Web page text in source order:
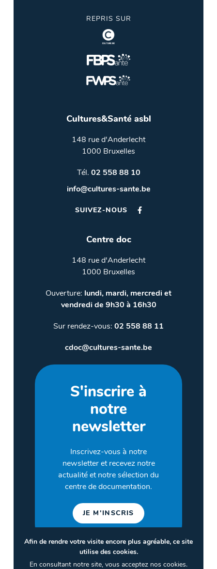
REPRIS SUR
Cultures&Santé asbl
148 rue d'Anderlecht
1000 Bruxelles
Tél. 02 558 88 10
info@cultures-sante.be
SUIVEZ-NOUS
Centre doc
148 rue d'Anderlecht
1000 Bruxelles
Ouverture: lundi, mardi, mercredi et
vendredi de 9h30 à 16h30
Sur rendez-vous: 02 558 88 11
cdoc@cultures-sante.be
S'inscrire à
notre
newsletter
Inscrivez-vous à notre
newsletter et recevez notre
actualité et notre sélection du
centre de documentation.
JE M'INSCRIS
Afin de rendre votre visite encore plus agréable, ce site
utilise des cookies.
En consultant notre site, vous acceptez nos cookies.